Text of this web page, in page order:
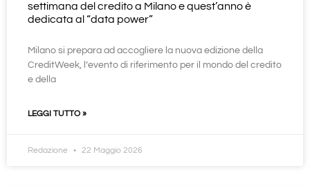
settimana del credito a Milano e quest’anno è
dedicata al “data power”
Milano si prepara ad accogliere la nuova edizione della
CreditWeek, l’evento di riferimento per il mondo del credito
e della
LEGGI TUTTO »
Redazione 22 Maggio 2026